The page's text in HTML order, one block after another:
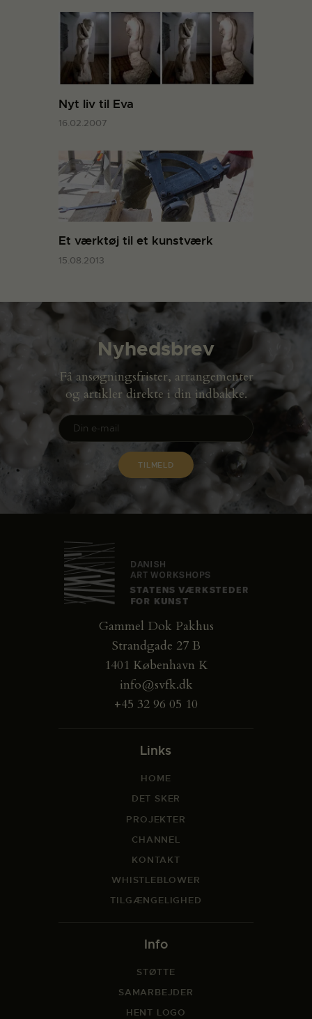
Nyt liv til Eva
16.02.2007
Et værktøj til et kunstværk
15.08.2013
Nyhedsbrev
Få ansøgningsfrister, arrangementer
og artikler direkte i din indbakke.
Gammel Dok Pakhus
Strandgade 27 B
1401 København K
info@svfk.dk
+45 32 96 05 10
Links
HOME
DET SKER
PROJEKTER
CHANNEL
KONTAKT
WHISTLEBLOWER
TILGÆNGELIGHED
Info
STØTTE
SAMARBEJDER
HENT LOGO